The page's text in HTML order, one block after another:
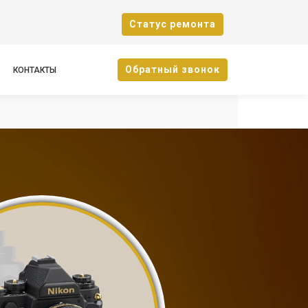
Cтатус ремонта
КОНТАКТЫ Oбратный звонок